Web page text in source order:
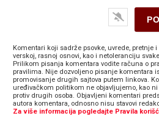
Komentari koji sadrže psovke, uvrede, pretnje
verskoj, rasnoj osnovi, kao i netoleranciju
Prilikom pisanja komentara vodite računa o
pravilima. Nije dozvoljeno pisanje komentara
promovisanje drugih sajtova putem linkova.
uređivačkom politikom ne objavljujemo, kao
protiv drugih osoba. Objavljeni komentari
autora komentara, odnosno nisu stavovi
Za više informacija pogledajte Pravila